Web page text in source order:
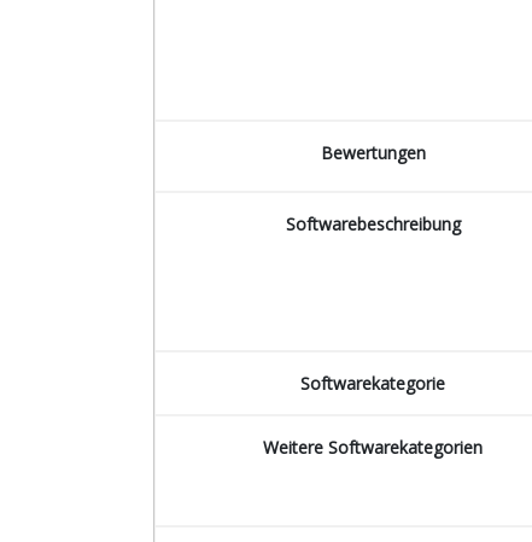
Bewertungen
Softwarebeschreibung
Softwarekategorie
Weitere Softwarekategorien